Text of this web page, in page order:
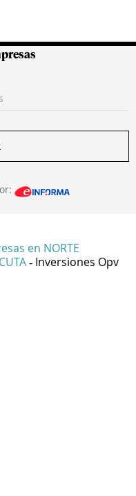
en NORTE
- Inversiones Opv